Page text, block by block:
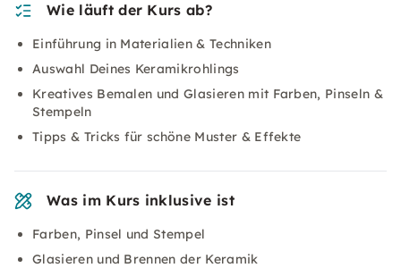
Wie läuft der Kurs ab?
Einführung in Materialien & Techniken
Auswahl Deines Keramikrohlings
Kreatives Bemalen und Glasieren mit Farben, Pinseln &
Stempeln
Tipps & Tricks für schöne Muster & Effekte
Was im Kurs inklusive ist
Farben, Pinsel und Stempel
Glasieren und Brennen der Keramik